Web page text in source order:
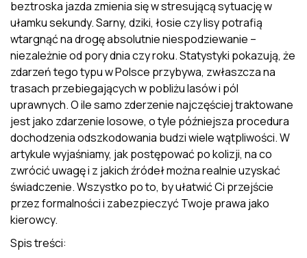
beztroska jazda zmienia się w stresującą sytuację w
ułamku sekundy. Sarny, dziki, łosie czy lisy potrafią
wtargnąć na drogę absolutnie niespodziewanie –
niezależnie od pory dnia czy roku. Statystyki pokazują, że
zdarzeń tego typu w Polsce przybywa, zwłaszcza na
trasach przebiegających w pobliżu lasów i pól
uprawnych. O ile samo zderzenie najczęściej traktowane
jest jako zdarzenie losowe, o tyle późniejsza procedura
dochodzenia odszkodowania budzi wiele wątpliwości. W
artykule wyjaśniamy, jak postępować po kolizji, na co
zwrócić uwagę i z jakich źródeł można realnie uzyskać
świadczenie. Wszystko po to, by ułatwić Ci przejście
przez formalności i zabezpieczyć Twoje prawa jako
kierowcy.
Spis treści: